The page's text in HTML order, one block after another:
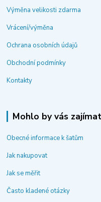
Výměna velikosti zdarma
Vrácení/výměna
Ochrana osobních údajů
Obchodní podmínky
Kontakty
Mohlo by vás zajímat
Obecné informace k šatům
Jak nakupovat
Jak se měřit
Často kladené otázky